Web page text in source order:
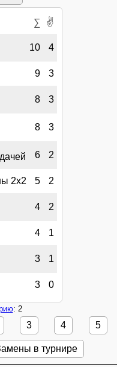
∑ ✌
10 4
9 3
8 3
8 3
6 2
2х2 5 2
4 2
4 1
3 1
3 0
: 2
3 4 5
в турнире